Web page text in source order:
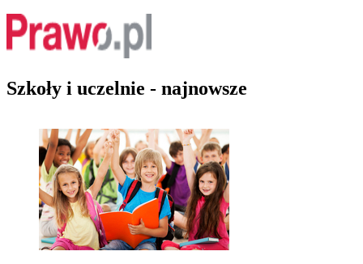
Szkoły i uczelnie - najnowsze